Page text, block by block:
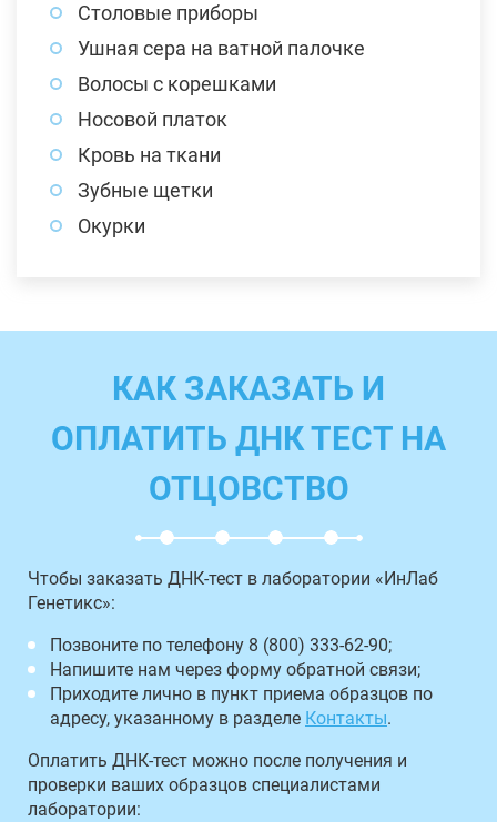
Столовые приборы
Ушная сера на ватной палочке
Волосы с корешками
Носовой платок
Кровь на ткани
Зубные щетки
Окурки
КАК ЗАКАЗАТЬ И
ОПЛАТИТЬ ДНК ТЕСТ НА
ОТЦОВСТВО
Чтобы заказать ДНК-тест в лаборатории «ИнЛаб
Генетикс»:
Позвоните по телефону 8 (800) 333-62-90;
Напишите нам через форму обратной связи;
Приходите лично в пункт приема образцов по
адресу, указанному в разделе Контакты.
Оплатить ДНК-тест можно после получения и
проверки ваших образцов специалистами
лаборатории: